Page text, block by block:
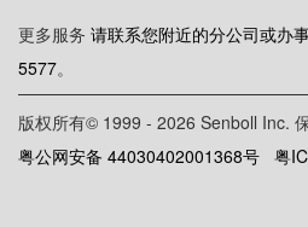
更多服务 请联系您附近的分公司或办
5577。
版权所有© 1999 - 2026 Senboll Inc.
粤公网安备 44030402001368号 粤